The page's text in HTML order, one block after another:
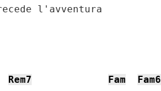
l'avventura
Rem7 Fam Fam6